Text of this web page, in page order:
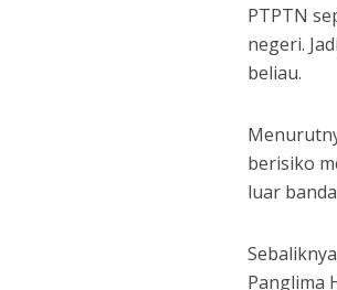
PTPTN
negeri.
beliau.
berisiko
luar
Panglima